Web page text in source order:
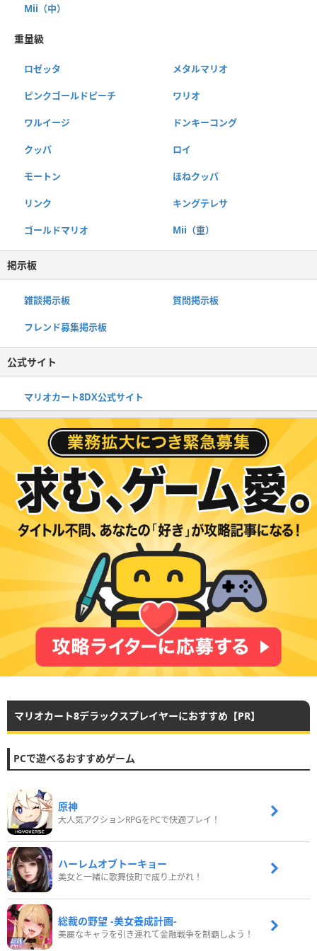
Mii（中）
重量級
ロゼッタ メタルマリオ
ピンクゴールドピーチ ワリオ
ワルイージ ドンキーコング
クッパ ロイ
モートン ほねクッパ
リンク キングテレサ
ゴールドマリオ Mii（重）
掲示板
雑談掲示板 質問掲示板
フレンド募集掲示板
公式サイト
マリオカート8DX公式サイト
マリオカート8デラックスプレイヤーにおすすめ【PR】
PCで遊べるおすすめゲーム
原神
大人気アクションRPGをPCで快適プレイ！
ハーレムオブトーキョー
美女と一緒に歌舞伎町で成り上がれ！
総裁の野望 -美女養成計画-
美麗なキャラを引き連れて金融戦争を制覇しよう！